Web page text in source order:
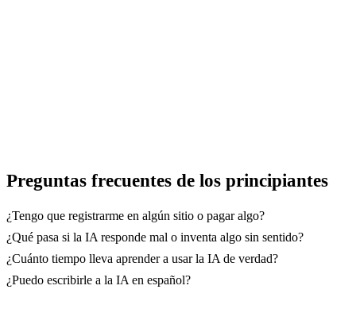
Preguntas frecuentes de los principiantes
¿Tengo que registrarme en algún sitio o pagar algo?
¿Qué pasa si la IA responde mal o inventa algo sin sentido?
¿Cuánto tiempo lleva aprender a usar la IA de verdad?
¿Puedo escribirle a la IA en español?